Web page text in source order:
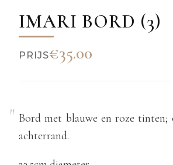
IMARI BORD (3)
PRIJS€35.00
Bord met blauwe en roze tinten;
achterrand.